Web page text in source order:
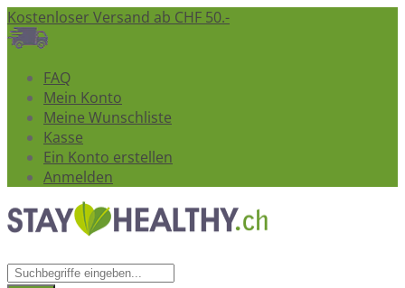
Kostenloser Versand ab CHF 50.-
FAQ
Mein Konto
Meine Wunschliste
Kasse
Ein Konto erstellen
Anmelden